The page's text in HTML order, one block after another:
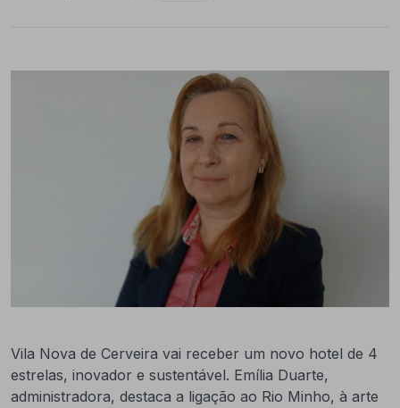
Vila Nova de Cerveira vai receber um novo hotel de 4
estrelas, inovador e sustentável. Emília Duarte,
administradora, destaca a ligação ao Rio Minho, à arte